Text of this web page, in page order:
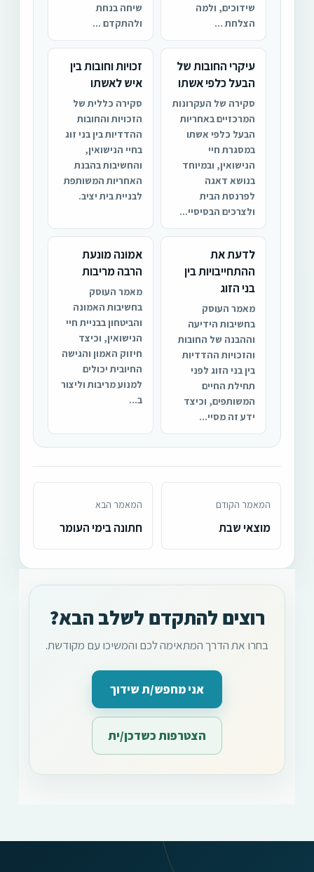
שידוכים, ולמה
הצלחת ...
שיחה בנחת
ולהתקדם ...
עיקרי החובות של
הבעל כלפי אשתו
סקירה של העקרונות
המרכזיים באחריות
הבעל כלפי אשתו
במסגרת חיי
הנישואין, ובמיוחד
בנושא דאגה
לפרנסת הבית
ולצרכים הבסיסיי...
זכויות וחובות בין
איש לאשתו
סקירה כללית של
הזכויות והחובות
ההדדיות בין בני זוג
בחיי הנישואין,
והחשיבות בהבנת
האחריות המשותפת
לבניית בית יציב.
לדעת את
ההתחייבויות בין
בני הזוג
מאמר העוסק
בחשיבות הידיעה
וההבנה של החובות
והזכויות ההדדיות
בין בני הזוג לפני
תחילת החיים
המשותפים, וכיצד
ידע זה מסיי...
אמונה מונעת
הרבה מריבות
מאמר העוסק
בחשיבות האמונה
והביטחון בבניית חיי
הנישואין, וכיצד
חיזוק האמון והגישה
החיובית יכולים
למנוע מריבות וליצור
ב...
המאמר הקודם
מוצאי שבת
המאמר הבא
חתונה בימי העומר
רוצים להתקדם לשלב הבא?
בחרו את הדרך המתאימה לכם והמשיכו עם מקודשת.
אני מחפש/ת שידוך
הצטרפות כשדכן/ית